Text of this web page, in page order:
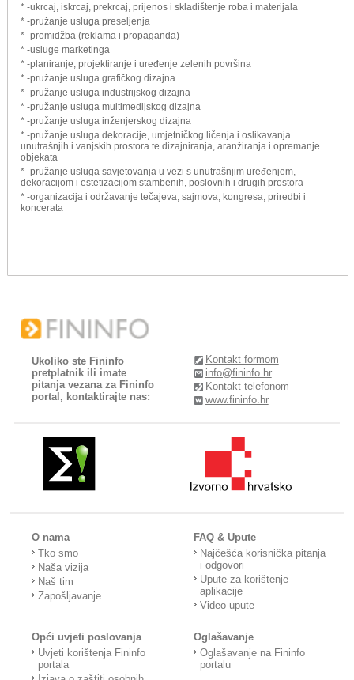
* -ukrcaj, iskrcaj, prekrcaj, prijenos i skladištenje roba i materijala
* -pružanje usluga preseljenja
* -promidžba (reklama i propaganda)
* -usluge marketinga
* -planiranje, projektiranje i uređenje zelenih površina
* -pružanje usluga grafičkog dizajna
* -pružanje usluga industrijskog dizajna
* -pružanje usluga multimedijskog dizajna
* -pružanje usluga inženjerskog dizajna
* -pružanje usluga dekoracije, umjetničkog ličenja i oslikavanja
unutrašnjih i vanjskih prostora te dizajniranja, aranžiranja i opremanje
objekata
* -pružanje usluga savjetovanja u vezi s unutrašnjim uređenjem,
dekoracijom i estetizacijom stambenih, poslovnih i drugih prostora
* -organizacija i održavanje tečajeva, sajmova, kongresa, priredbi i
koncerata
Ukoliko ste Fininfo
pretplatnik ili imate
pitanja vezana za Fininfo
portal, kontaktirajte nas:
Kontakt formom
info@fininfo.hr
Kontakt telefonom
www.fininfo.hr
O nama
Tko smo
Naša vizija
Naš tim
Zapošljavanje
FAQ & Upute
Najčešća korisnička pitanja
i odgovori
Upute za korištenje
aplikacije
Video upute
Opći uvjeti poslovanja
Uvjeti korištenja Fininfo
portala
Oglašavanje
Oglašavanje na Fininfo
portalu